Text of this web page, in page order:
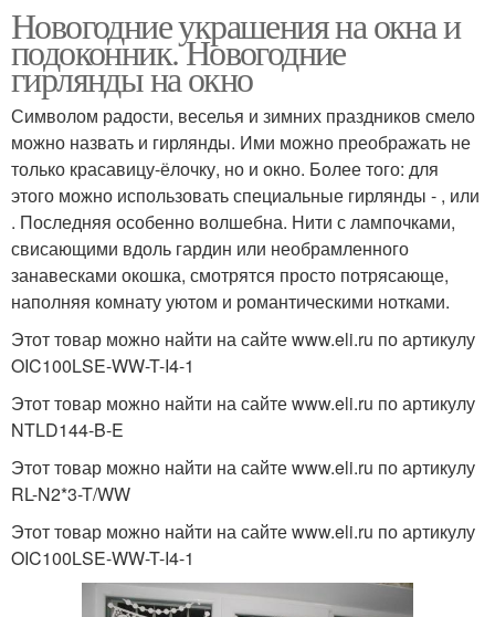
Новогодние украшения на окна и
подоконник. Новогодние
гирлянды на окно
Символом радости, веселья и зимних праздников смело
можно назвать и гирлянды. Ими можно преображать не
только красавицу-ёлочку, но и окно. Более того: для
этого можно использовать специальные гирлянды - , или
. Последняя особенно волшебна. Нити с лампочками,
свисающими вдоль гардин или необрамленного
занавесками окошка, смотрятся просто потрясающе,
наполняя комнату уютом и романтическими нотками.
Этот товар можно найти на сайте www.eli.ru по артикулу
OIC100LSE-WW-T-I4-1
Этот товар можно найти на сайте www.eli.ru по артикулу
NTLD144-B-E
Этот товар можно найти на сайте www.eli.ru по артикулу
RL-N2*3-T/WW
Этот товар можно найти на сайте www.eli.ru по артикулу
OIC100LSE-WW-T-I4-1